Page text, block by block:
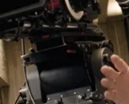
Términos y
Política Editorial